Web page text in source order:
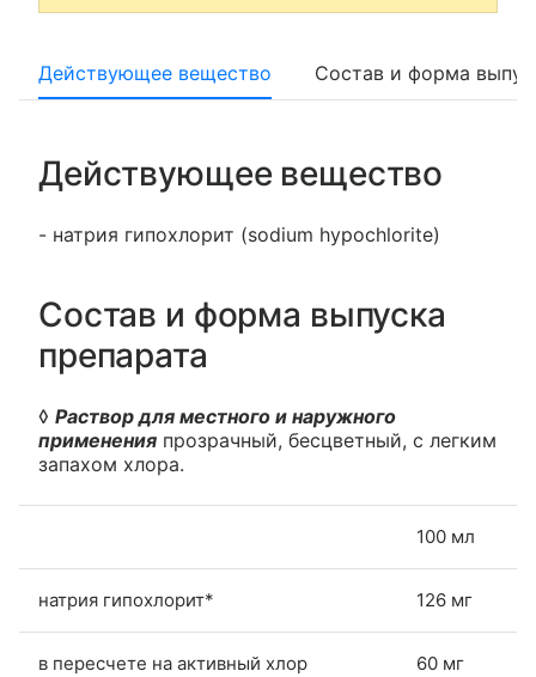
Действующее вещество Состав и форма
Действующее вещество
- натрия гипохлорит (sodium hypochlorite)
Состав и форма выпуска
препарата
◊ Раствор для местного и наружного
применения прозрачный, бесцветный, с легким
запахом хлора.
100 мл
натрия гипохлорит* 126 мг
в пересчете на активный хлор 60 мг